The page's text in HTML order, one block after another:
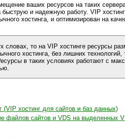
ваших ресурсов на таких
быструю и надежную работу. VIP
хостинга, и оптимизирован на
словах, то на VIP хостинге ресурсы
хостинга, без лишних
в таких условиях работают с
(VIP хостинг для сайтов и баз данных)
файлов сайтов и VDS на выделенных